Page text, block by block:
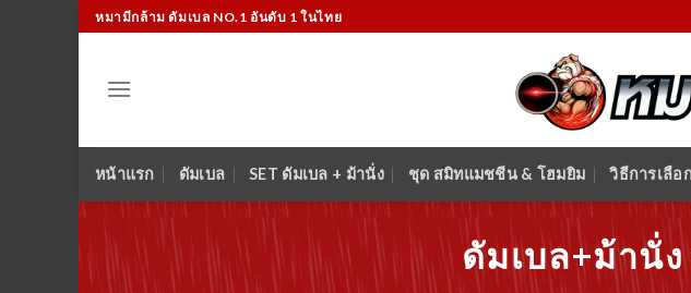
Skip
to
หมามีกล้าม ดัมเบล NO.1 อันดับ 1 ในไทย
หน้าแรก ดัมเบล SET ดัมเบล + ม้านั่ง ชุด สมิทแมชชีน & โฮมยิม วิธีการเลือ
ดัมเบล+ม้านั่